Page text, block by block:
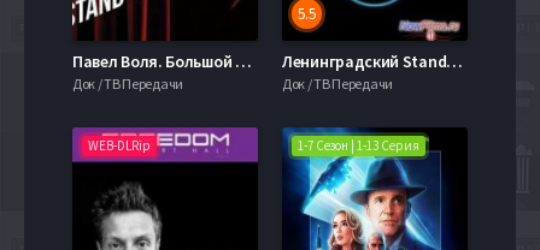
Павел Воля. Большой Stand-Up (2014)
Док / ТВ Передачи
5.5
Ленинградский Stand-up клуб (2014) 10,11 Выпуск
Док / ТВ Передачи
WEB-DLRip 1-7 Сезон | 1-13 Серия